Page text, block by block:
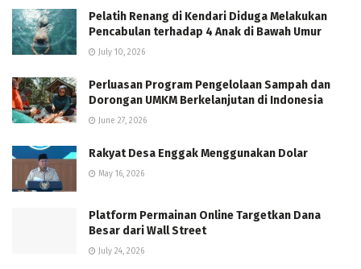
Pelatih Renang di Kendari Diduga Melakukan
Pencabulan terhadap 4 Anak di Bawah Umur
July 10, 2026
Perluasan Program Pengelolaan Sampah dan
Dorongan UMKM Berkelanjutan di Indonesia
June 27, 2026
Rakyat Desa Enggak Menggunakan Dolar
May 16, 2026
Platform Permainan Online Targetkan Dana
Besar dari Wall Street
July 24, 2026